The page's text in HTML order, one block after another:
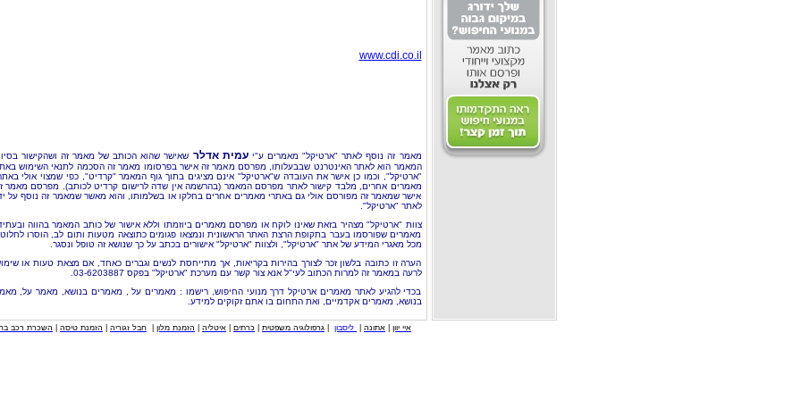
www.cdi.co.il
מאמר זה נוסף לאתר "ארטיקל" מאמרים ע"יעמית אדלר שאישר שהוא הכותב של מאמר זה ושהקישור
המאמר הוא לאתר האינטרנט שבבעלותו, מפרסם מאמר זה אישר בפרסומו מאמר זה הסכמה לתנאי השימוש
"ארטיקל", וכמו כן אישר את העובדה ש"ארטיקל" אינם מציגים בתוך גוף המאמר "קרדיט", כפי שמצוי אולי
מאמרים אחרים, מלבד קישור לאתר מפרסם המאמר (בהרשמה אין שדה לרישום קרדיט לכותב). מפרסם מאמר
אישר שמאמר זה מפורסם אולי גם באתרי מאמרים אחרים בחלקו או בשלמותו, והוא מאשר שמאמר זה נוסף על
לאתר "ארטיקל".
צוות "ארטיקל" מצהיר בזאת שאינו לוקח או מפרסם מאמרים ביוזמתו וללא אישור של כותב המאמר בהווה
מאמרים שפורסמו בעבר בתקופת הרצת האתר הראשונית ונמצאו פגומים כתוצאה מטעות ותום לב, הוסרו
מכל מאגרי המידע של אתר "ארטיקל", ולצוות "ארטיקל" אישורים בכתב על כך שנושא זה טופל ונסגר.
הערה זו כתובה בלשון זכר לצורך בהירות בקריאות, אך מתייחסת לנשים וגברים כאחד, אם מצאת טעות או
לרעה במאמר זה למרות הכתוב לעי"ל אנא צור קשר עם מערכת "ארטיקל" בפקס 03-6203887.
בכדי להגיע לאתר מאמרים ארטיקל דרך מנועי החיפוש, רישמו : מאמרים על , מאמרים בנושא, מאמר על,
בנושא, מאמרים אקדמיים, ואת התחום בו אתם זקוקים למידע.
איי יוון אתונה ליסבון גרפולוגיה משפטית כרתים איטליה הזמנת מלון חבל זגוריה הזמנת טיסה השכרת רכב